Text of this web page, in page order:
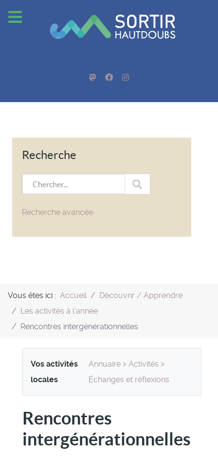
Recherche
Chercher...
Recherche avancée
Vous êtes ici : Accueil
Découvrir / Apprendre
Les activités à l'année
Rencontres intergénérationnelles
Vos activités
locales
Annuaire >Activités >
Échanges et réflexions
Rencontres
intergénérationnelles